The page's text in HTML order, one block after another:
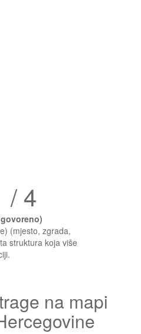
/ 4
(mjesto, zgrada,
struktura koja više
na mapi